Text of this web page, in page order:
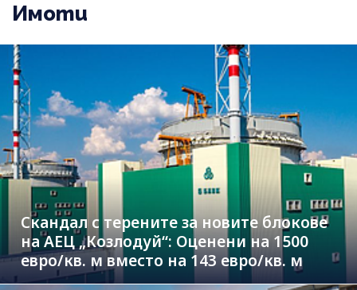
Имоти
Скандал с терените за новите блокове
на АЕЦ „Козлодуй“: Оценени на 1500
евро/кв. м вместо на 143 евро/кв. м